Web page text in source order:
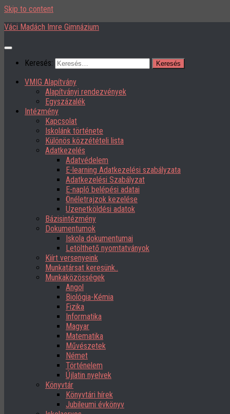
Skip to content
Váci Madách Imre Gimnázium
Keresés:
VMIG Alapítvány
Alapítványi rendezvények
Egyszázalék
Intézmény
Kapcsolat
Iskolánk története
Különös közzétételi lista
Adatkezelés
Adatvédelem
E-learning Adatkezelési szabályzata
Adatkezelési Szabályzat
E-napló belépési adatai
Önéletrajzok kezelése
Üzenetköldési adatok
Bázisintézmény
Dokumentumok
Iskola dokumentumai
Letölthető nyomtatványok
Kiírt versenyeink
Munkatársat keresünk..
Munkaközösségek
Angol
Biológia-Kémia
Fizika
Informatika
Magyar
Matematika
Művészetek
Német
Történelem
Újlatin nyelvek
Könyvtár
Könyvtári hírek
Jubileumi évkönyv